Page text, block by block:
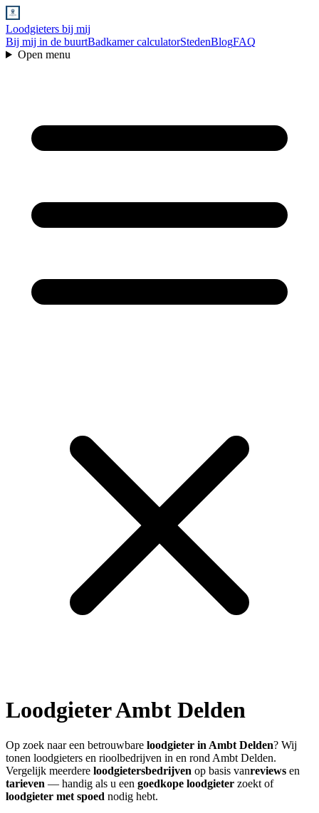
Loodgieters bij mij
Bij mij in de buurtBadkamer calculatorStedenBlogFAQ
Open menu
LoodgieterAmbt Delden
Op zoek naar een betrouwbare loodgieter in Ambt Delden? Wij
tonen loodgieters en rioolbedrijven in en rond Ambt Delden.
Vergelijk meerdere loodgietersbedrijven op basis vanreviews en
tarieven — handig als u een goedkope loodgieter zoekt of
loodgieter met spoed nodig hebt.